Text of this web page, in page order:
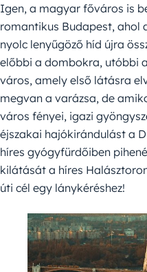
Igen, a magyar főváros is
romantikus Budapest, ahol
nyolc lenyűgöző híd újra
előbbi a dombokra, utóbbi
város, amely első látásra
megvan a varázsa, de
város fényei, igazi
éjszakai hajókirándulást a
híres gyógyfürdőiben
kilátását a híres
úti cél egy lánykéréshez!